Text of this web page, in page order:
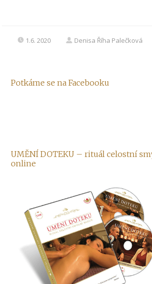
1.6. 2020 Denisa Říha Palečková
Potkáme se na Facebooku
UMĚNÍ DOTEKU – rituál celostní
online